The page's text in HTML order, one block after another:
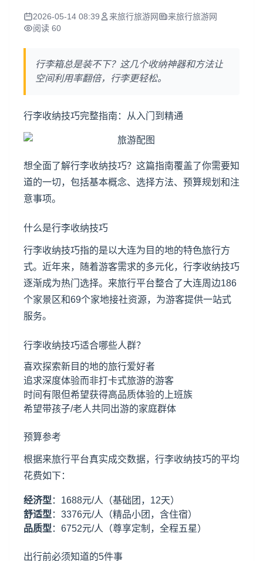
2026-05-14 08:39 来旅行旅游网
来旅行旅游网
阅读 60
行李箱总是装不下？这几个收纳神器和方法让
空间利用率翻倍，行李更轻松。
行李收纳技巧完整指南：从入门到精通
想全面了解行李收纳技巧？这篇指南覆盖了你需要知
道的一切，包括基本概念、选择方法、预算规划和注
意事项。
什么是行李收纳技巧
行李收纳技巧指的是以大连为目的地的特色旅行方
式。近年来，随着游客需求的多元化，行李收纳技巧
逐渐成为热门选择。来旅行平台整合了大连周边186
个家景区和69个家地接社资源，为游客提供一站式
服务。
行李收纳技巧适合哪些人群？
喜欢探索新目的地的旅行爱好者
追求深度体验而非打卡式旅游的游客
时间有限但希望获得高品质体验的上班族
希望带孩子/老人共同出游的家庭群体
预算参考
根据来旅行平台真实成交数据，行李收纳技巧的平均
花费如下：
经济型 ：1688元/人（基础团，12天）
舒适型 ：3376元/人（精品小团，含住宿）
品质型 ：6752元/人（尊享定制，全程五星）
出行前必须知道的5件事